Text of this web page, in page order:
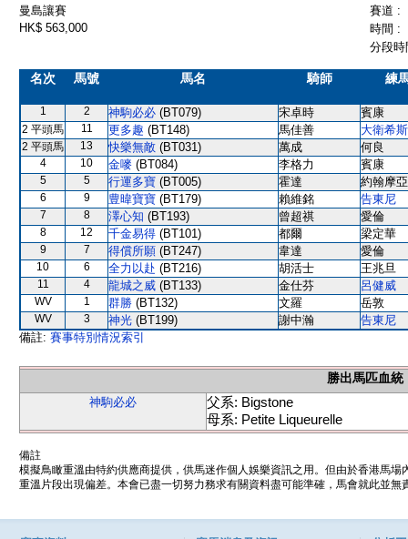
曼島讓賽
賽道 :
HK$ 563,000
時間 :
分段
名次 馬號 馬名 騎師 練
1 2 神駒必必 (BT079) 宋卓時 賓康
2 平頭馬 11 更多趣 (BT148) 馬佳善 大衛希斯
2 平頭馬 13 快樂無敵 (BT031) 萬成 何良
4 10 金嘜 (BT084) 李格力 賓康
5 5 行運多寶 (BT005) 霍達 約翰摩亞
6 9 豊暐寶寶 (BT179) 賴維銘 告東尼
7 8 澤心知 (BT193) 曾超祺 愛倫
8 12 千金易得 (BT101) 都爾 梁定華
9 7 得償所願 (BT247) 韋達 愛倫
10 6 全力以赴 (BT216) 胡活士 王兆旦
11 4 龍城之威 (BT133) 金仕芬 呂健威
WV 1 群勝 (BT132) 文羅 岳敦
WV 3 神光 (BT199) 謝中瀚
告東尼
備註: 賽事特別情況索引
勝出馬匹血統
神駒必必
父系: Bigstone
母系: Petite Liqueurelle
備註
模擬鳥瞰重溫由特約供應商提供，供馬迷作個人娛樂資訊之用。但由於香港馬
重溫片段出現偏差。本會已盡一切努力務求有關資料盡可能準確，馬會就此並